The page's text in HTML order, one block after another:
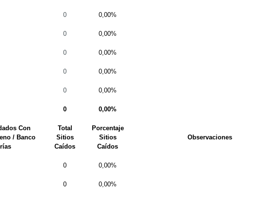
0 0,00%
0 0,00%
0 0,00%
0 0,00%
0 0,00%
0 0,00%
Con
/ Banco
Total
Sitios
Caídos
Porcentaje
Sitios
Caídos
Observaciones
0 0,00%
0 0,00%